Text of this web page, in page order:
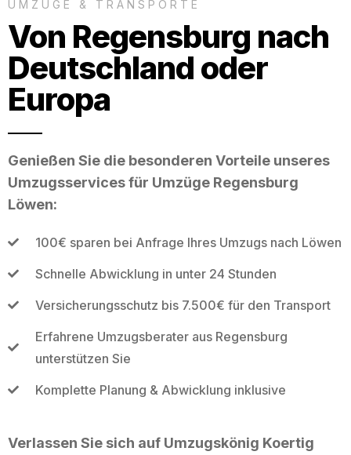
UMZÜGE & TRANSPORTE
Von Regensburg nach
Deutschland oder
Europa
Genießen Sie die besonderen Vorteile unseres
Umzugsservices für Umzüge Regensburg
Löwen:
100€ sparen bei Anfrage Ihres Umzugs nach Löwen
Schnelle Abwicklung in unter 24 Stunden
Versicherungsschutz bis 7.500€ für den Transport
Erfahrene Umzugsberater aus Regensburg
unterstützen Sie
Komplette Planung & Abwicklung inklusive
Verlassen Sie sich auf Umzugskönig Koertig